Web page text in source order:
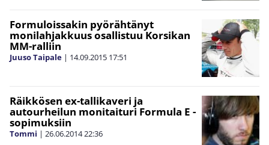
Formuloissakin pyörähtänyt
monilahjakkuus osallistuu Korsikan
MM-ralliin
Juuso Taipale | 14.09.2015 17:51
Räikkösen ex-tallikaveri ja
autourheilun monitaituri Formula E -
sopimuksiin
Tommi | 26.06.201422:36